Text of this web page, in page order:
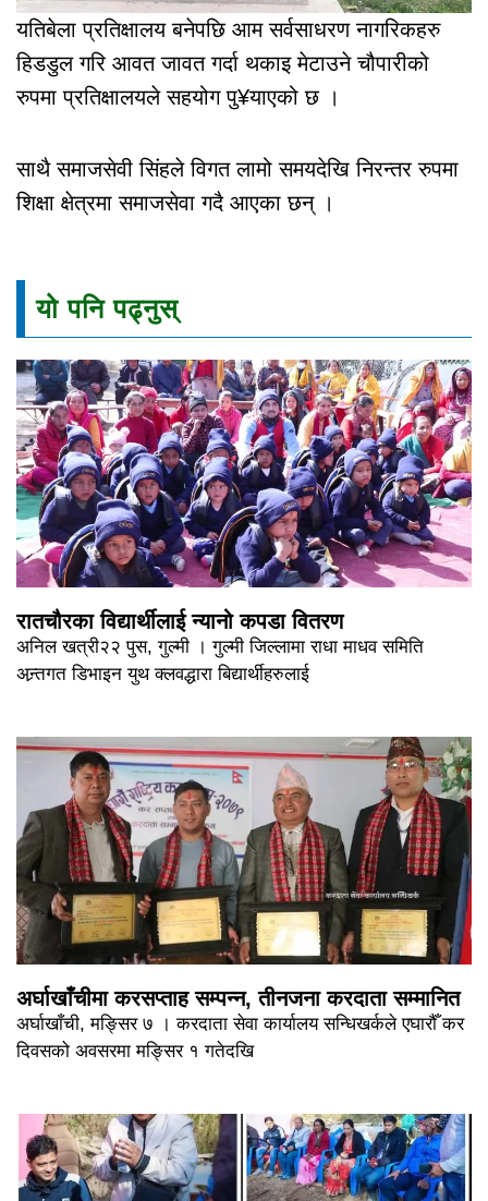
यतिबेला प्रतिक्षालय बनेपछि आम सर्वसाधरण नागरिकहरु
हिडडुल गरि आवत जावत गर्दा थकाइ मेटाउने चौपारीको
रुपमा प्रतिक्षालयले सहयोग पु¥याएको छ ।
साथै समाजसेवी सिंहले विगत लामो समयदेखि निरन्तर रुपमा
शिक्षा क्षेत्रमा समाजसेवा गदै आएका छन् ।
यो पनि पढ्नुस्
रातचौरका विद्यार्थीलाई न्यानो कपडा वितरण
अनिल खत्री२२ पुस, गुल्मी । गुल्मी जिल्लामा राधा माधव समिति
अन्र्तगत डिभाइन युथ क्लवद्धारा बिद्यार्थीहरुलाई
अर्घाखाँचीमा करसप्ताह सम्पन्न, तीनजना करदाता सम्मानित
अर्घाखाँची, मङ्सिर ७ । करदाता सेवा कार्यालय सन्धिखर्कले एघारौँ कर
दिवसको अवसरमा मङ्सिर १ गतेदखि